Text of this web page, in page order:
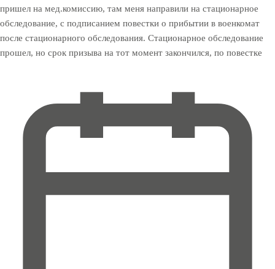
пришел на мед.комиссию, там меня направили на стационарное
обследование, с подписанием повестки о прибытии в военкомат
после стационарного обследования. Стационарное обследование
прошел, но срок призыва на тот момент закончился, по повестке